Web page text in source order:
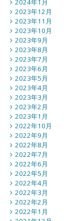
2024年1月
2023年12月
2023年11月
2023年10月
2023年9月
2023年8月
2023年7月
2023年6月
2023年5月
2023年4月
2023年3月
2023年2月
2023年1月
2022年10月
2022年9月
2022年8月
2022年7月
2022年6月
2022年5月
2022年4月
2022年3月
2022年2月
2022年1月